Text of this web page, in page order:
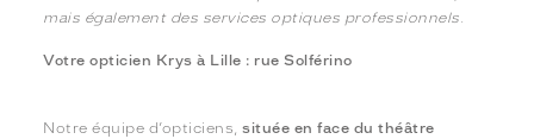
mais également des services optiques professionnels.
Votre opticien Krys à Lille : rue Solférino
Notre équipe d’opticiens,située en face du théâtre